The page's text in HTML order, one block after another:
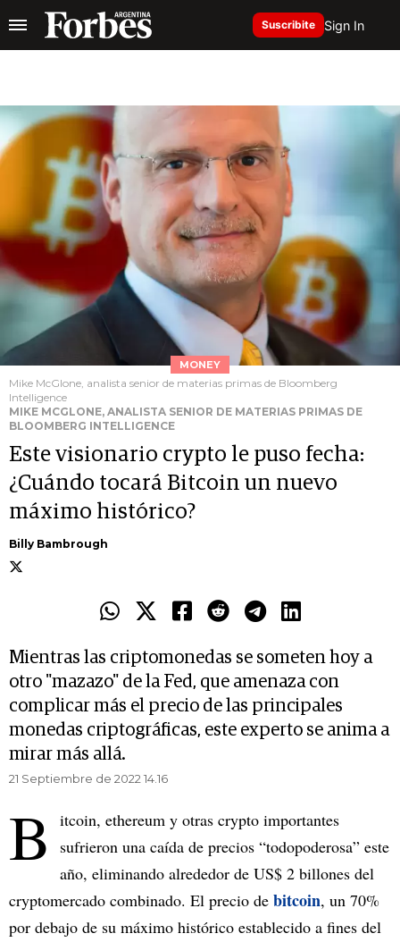
Suscribite Sign In
MONEY
Mike McGlone, analista senior de materias primas de Bloomberg
Intelligence
MIKE MCGLONE, ANALISTA SENIOR DE MATERIAS PRIMAS DE
BLOOMBERG INTELLIGENCE
Este visionario crypto le puso fecha:
¿Cuándo tocará Bitcoin un nuevo
máximo histórico?
Billy Bambrough
Mientras las criptomonedas se someten hoy a
otro "mazazo" de la Fed, que amenaza con
complicar más el precio de las principales
monedas criptográficas, este experto se anima a
mirar más allá.
21 Septiembre de 2022 14.16
B
itcoin, ethereum y otras crypto importantes
sufrieron una caída de precios “todopoderosa” este
año, eliminando alrededor de US$ 2 billones del
cryptomercado combinado. El precio de bitcoin, un 70%
por debajo de su máximo histórico establecido a fines del